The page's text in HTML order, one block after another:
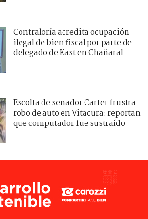
Contraloría acredita ocupación
ilegal de bien fiscal por parte de
delegado de Kast en Chañaral
Escolta de senador Carter frustra
robo de auto en Vitacura: reportan
que computador fue sustraído